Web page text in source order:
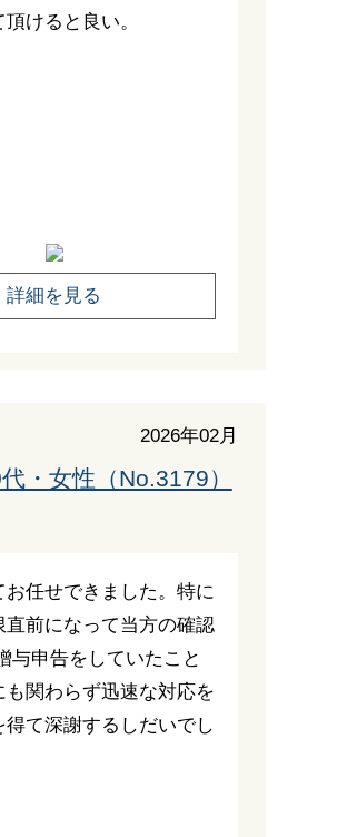
けると良い。
詳細を見る
2026年02月
・女性（No.3179）
任せできました。特に
直前になって当方の確認
与申告をしていたこと
も関わらず迅速な対応を
て深謝するしだいでし